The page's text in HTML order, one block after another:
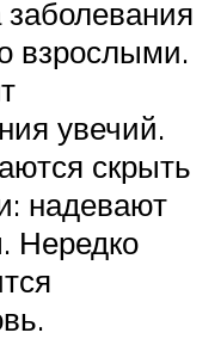
заболевания
взрослыми.
увечий.
скрыть
надевают
Нередко